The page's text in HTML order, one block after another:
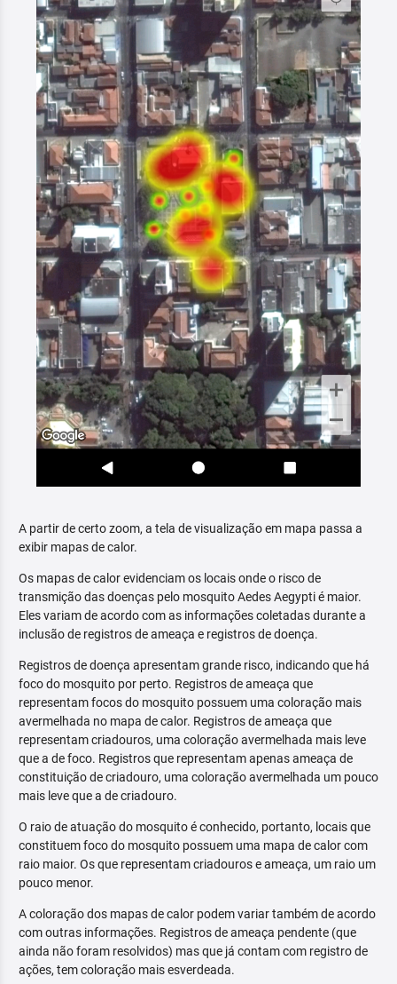
A partir de certo zoom, a tela de visualização em mapa passa a
exibir mapas de calor.
Os mapas de calor evidenciam os locais onde o risco de
transmição das doenças pelo mosquito Aedes Aegypti é maior.
Eles variam de acordo com as informações coletadas durante a
inclusão de registros de ameaça e registros de doença.
Registros de doença apresentam grande risco, indicando que há
foco do mosquito por perto. Registros de ameaça que
representam focos do mosquito possuem uma coloração mais
avermelhada no mapa de calor. Registros de ameaça que
representam criadouros, uma coloração avermelhada mais leve
que a de foco. Registros que representam apenas ameaça de
constituição de criadouro, uma coloração avermelhada um pouco
mais leve que a de criadouro.
O raio de atuação do mosquito é conhecido, portanto, locais que
constituem foco do mosquito possuem uma mapa de calor com
raio maior. Os que representam criadouros e ameaça, um raio um
pouco menor.
A coloração dos mapas de calor podem variar também de acordo
com outras informações. Registros de ameaça pendente (que
ainda não foram resolvidos) mas que já contam com registro de
ações, tem coloração mais esverdeada.